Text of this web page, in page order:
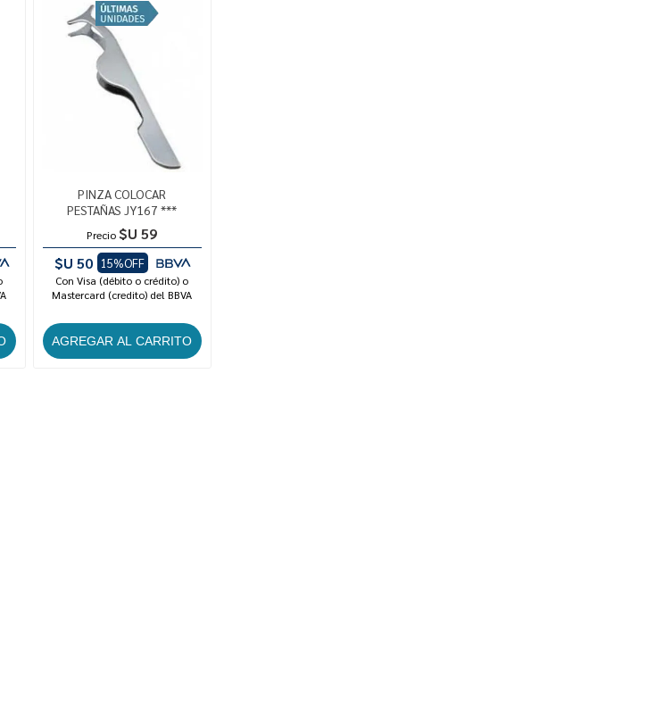
PINZA COLOCAR
PESTAÑAS JY167 ***
Precio $U 59
$U 50 15%OFF
Con Visa (débito o crédito) o
Mastercard (credito) del BBVA